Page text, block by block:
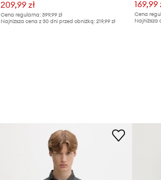
209,99 zł
Cena regularna: 399,99 zł
Najniższa cena z 30 dni przed obniżką: 219,99 zł
169,99
Cena
Najniższa